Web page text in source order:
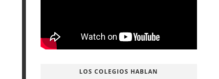
LOS COLEGIOS HABLAN